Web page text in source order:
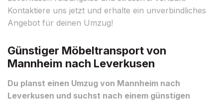
Kontaktiere uns jetzt und erhalte ein unverbindliches
Angebot für deinen Umzug!
Günstiger Möbeltransport von
Mannheim nach Leverkusen
Du planst einen Umzug von Mannheim nach
Leverkusen und suchst nach einem günstigen